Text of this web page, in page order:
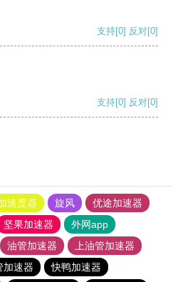
支持[0] 反对[0]
支持[0] 反对[0]
速度器 旋风
优途加速器
坚果加速器
外网app
油管加速器
上油管加速器
加速器
快鸭加速器